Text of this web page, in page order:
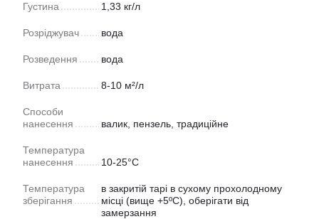
Густина 1,33 кг/л
Розріджувач вода
Розведення вода
Витрата 8-10 м²/л
Способи
нанесення
валик, пензель, традиційне
Температура
нанесення
10-25°С
Температура
зберігання
в закритій тарі в сухому прохолодному
місці (вище +5ºC), оберігати від
замерзання